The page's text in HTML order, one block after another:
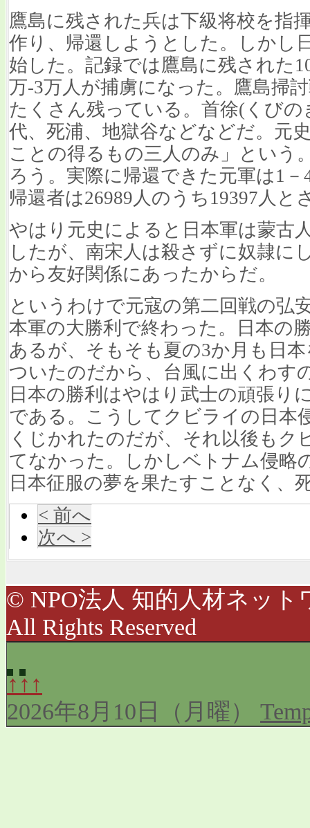
鷹島に残された兵は下級将校を指
作り、帰還しようとした。しかし
始した。記録では鷹島に残された
万‐3万人が捕虜になった。鷹島掃
たくさん残っている。首徐(くびの
代、死浦、地獄谷などなどだ。元
ことの得るもの三人のみ」という
ろう。実際に帰還できた元軍は1
帰還者は26989人のうち19397人と
やはり元史によると日本軍は蒙古
したが、南宋人は殺さずに奴隷に
から友好関係にあったからだ。
というわけで元寇の第二回戦の弘
本軍の大勝利で終わった。日本の
あるが、そもそも夏の3か月も日
ついたのだから、台風に出くわす
日本の勝利はやはり武士の頑張り
である。こうしてクビライの日本
くじかれたのだが、それ以後もク
てなかった。しかしベトナム侵略
日本征服の夢を果たすことなく、
< 前へ
次へ >
© NPO法人 知的人材ネット
All Rights Reserved
↑↑↑
2026年8月10日（月曜）